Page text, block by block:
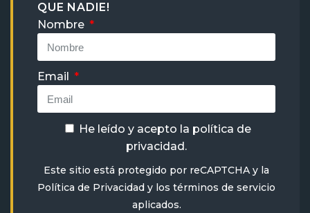
QUE NADIE!
Nombre
Email
He leído y acepto la política de
privacidad .
Este sitio está protegido por reCAPTCHA y la
Política de Privacidad y los términos de servicio
aplicados.